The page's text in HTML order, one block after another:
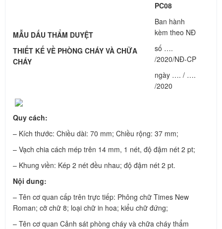
MẪU DẤU THẨM DUYỆT
THIẾT KẾ VỀ PHÒNG CHÁY VÀ CHỮA
CHÁY
PC08
Ban hành
kèm theo NĐ
số ….
/2020/NĐ-CP
ngày …. / ….
/2020
Quy cách:
– Kích thước: Chiều dài: 70 mm; Chiều rộng: 37 mm;
– Vạch chia cách mép trên 14 mm, 1 nét, độ đậm nét 2 pt;
– Khung viền: Kép 2 nét đều nhau; độ đậm nét 2 pt.
Nội dung:
– Tên cơ quan cấp trên trực tiếp: Phông chữ Times New
Roman; cỡ chữ 8; loại chữ in hoa; kiểu chữ đứng;
– Tên cơ quan Cảnh sát phòng cháy và chữa cháy thẩm